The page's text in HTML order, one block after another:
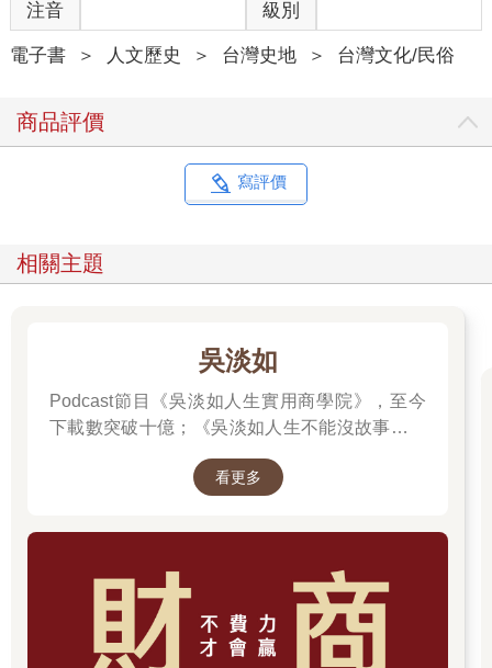
忙分選，也參與觀察曬魚乾等流程。
但是丁香漁業最精采的不只是這些岸上忙碌的勞動，丁香漁船在
茫茫北海捕撈作業的故事，更是叫人動心。在只能依靠人力辛苦
丁香魚喜歡群游、具趨光性的習性。聰明的漁民還進一步發現，
丁香魚群配合潮汐漲退會在特定的海域出現，前往這些位置進行
捕撈，幾乎就是漁獲較為豐收的保證，因此也成為大家極力搶佔
的好漁場——罾位。那麼要如何解決可能引發的爭奪漁場衝突糾
場。赤崁丁香漁民在北海發展出來的這些用海知識文化，就是這
一位失去了船隻的船長，造就此書出版之必然
不過若非宋聖壽船長的託付，以及成大歷史系謝仕淵教授「誌村
鑑」系列的合作，本書的出版可能遙遙無期。年近古稀、一輩子
在丁香漁業打拼的好友宋聖壽船長，在2024 年元月6 日清晨遭遇
漁船海上沉沒的巨變。平安歸來的宋船長，從此不再出海，轉型
卻讓宋船長興起想要好好保存赤崁丁香漁業文化的念頭，並尋求
定在赤崁進行他所主持「誌村鑑」系列的寫作出版計畫，一圓我
們三人對赤崁的共同關懷與夢想。那是我們關懷赤崁所要出版的
這個願望在我跟謝仕淵教授合作申請海委會海洋文化領航的計畫
注音 級別
電子書 ＞ 人文歷史 ＞ 台灣史地 ＞ 台灣文化/民俗
商品評價
寫評價
相關主題
吳淡如
Podcast節目《吳淡如人生實用商學院》，至今
下載數突破十億；《吳淡如人生不能沒故事》也
讀歷史中的權力運作與人性選擇，讓看似遙遠的
看更多